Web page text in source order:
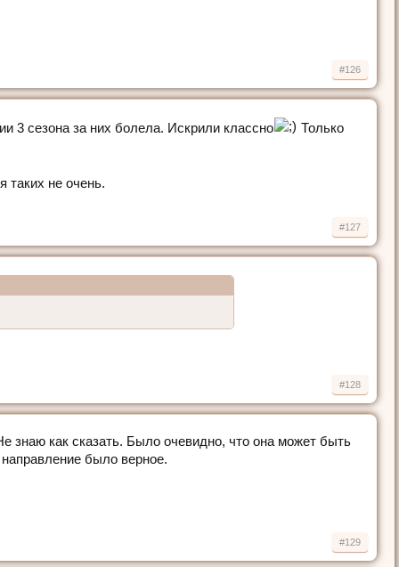
#126
3 сезона за них болела. Искрили классно Только
не очень.
#127
#128
знаю как сказать. Было очевидно, что она может быть
было верное.
#129